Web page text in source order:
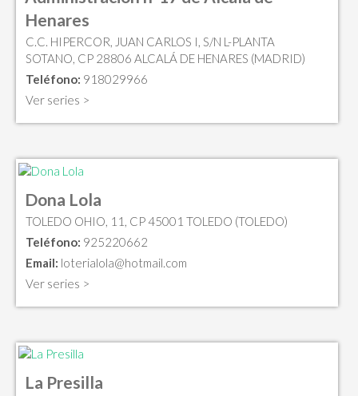
Henares
C.C. HIPERCOR, JUAN CARLOS I, S/N L-PLANTA
SOTANO, CP 28806 ALCALÁ DE HENARES (MADRID)
Teléfono: 918029966
Ver series >
Dona Lola
TOLEDO OHIO, 11, CP 45001 TOLEDO (TOLEDO)
Teléfono: 925220662
Email: loterialola@hotmail.com
Ver series >
La Presilla